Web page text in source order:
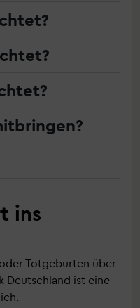
ins
Totgeburten über
Deutschland ist eine